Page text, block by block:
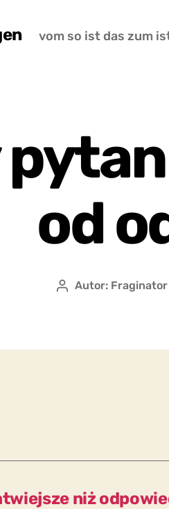
vom so ist das zum
od
Autor
Autor: Fraginator
niż